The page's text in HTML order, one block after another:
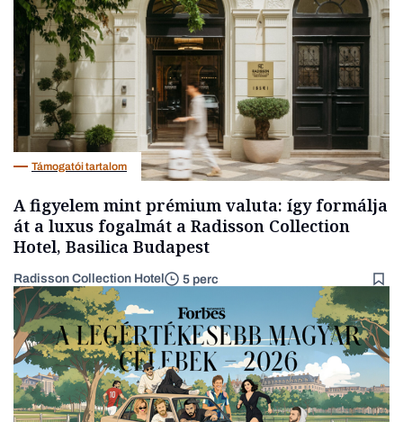
Támogatói tartalom
A figyelem mint prémium valuta: így formálja
át a luxus fogalmát a Radisson Collection
Hotel, Basilica Budapest
Radisson Collection Hotel 5 perc